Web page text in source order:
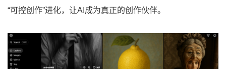
“可控创作”进化，让AI成为真正的创作伙伴。